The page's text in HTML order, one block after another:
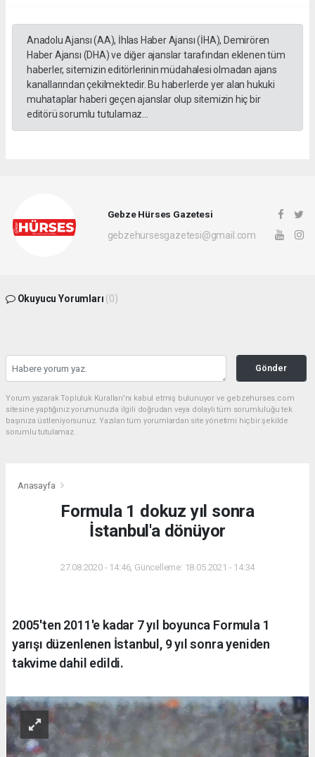
Anadolu Ajansı (AA), İhlas Haber Ajansı (İHA), Demirören
Haber Ajansı (DHA) ve diğer ajanslar tarafından eklenen tüm
haberler, sitemizin editörlerinin müdahalesi olmadan ajans
kanallarından çekilmektedir. Bu haberlerde yer alan hukuki
muhataplar haberi geçen ajanslar olup sitemizin hiç bir
editörü sorumlu tutulamaz...
Gebze Hürses Gazetesi
gebzehursesgazetesi@gmail.com
Okuyucu Yorumları (0)
Gönder
Yorum yazarak Topluluk Kuralları’nı kabul etmiş bulunuyor ve gebzehurses.com
sitesine yaptığınız yorumunuzla ilgili doğrudan veya dolaylı tüm sorumluluğu tek
başınıza üstleniyorsunuz. Yazılan tüm yorumlardan site yönetimi hiçbir şekilde
sorumlu tutulamaz.
Anasayfa
Formula 1 dokuz yıl sonra
İstanbul'a dönüyor
27.08.2020 - 14:46, Güncelleme: 18.05.2021 - 14:34
2005'ten 2011'e kadar 7 yıl boyunca Formula 1
yarışı düzenlenen İstanbul, 9 yıl sonra yeniden
takvime dahil edildi.